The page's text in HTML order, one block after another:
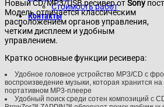
Стоимость работ
Контакты
Новый CD/MP3/USB ресивер отSony
Модель отличается классическим
расположением органов управления,
четким дисплеем и удобным
управлением.
Кратко основные функции ресивера:
Удобное головное устройство MP3/CD с
воспроизведение музыки, которая хранится на
портативном MP3-плеере
Удобный поиск среди сотен композиций с